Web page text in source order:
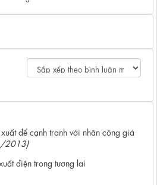
để cạnh tranh với nhân công giá
2013)
điện trong tương lai